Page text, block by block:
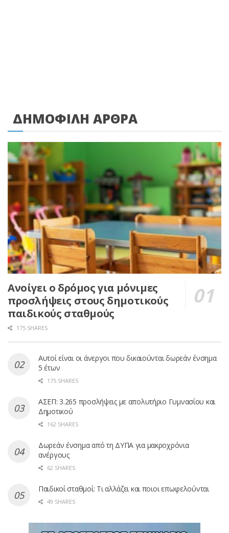
ΔΗΜΟΦΙΛΗ ΑΡΘΡΑ
Ανοίγει ο δρόμος για μόνιμες
προσλήψεις στους δημοτικούς
παιδικούς σταθμούς
175 SHARES
Αυτοί είναι οι άνεργοι που δικαιούνται δωρεάν ένσημα
5 έτων
175 SHARES
ΑΣΕΠ: 3.265 προσλήψεις με απολυτήριο Γυμνασίου και
Δημοτικού
162 SHARES
Δωρεάν ένσημα από τη ΔΥΠΑ για μακροχρόνια
ανέργους
62 SHARES
Παιδικοί σταθμοί: Τι αλλάζει και ποιοι επωφελούνται
49 SHARES